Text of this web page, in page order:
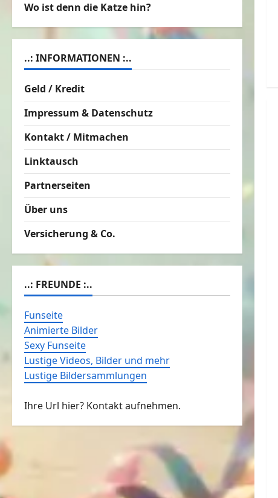
Wo ist denn die Katze hin?
..: INFORMATIONEN :..
Geld / Kredit
Impressum & Datenschutz
Kontakt / Mitmachen
Linktausch
Partnerseiten
Über uns
Versicherung & Co.
..: FREUNDE :..
Funseite
Animierte Bilder
Sexy Funseite
Lustige Videos, Bilder und mehr
Lustige Bildersammlungen
Ihre Url hier? Kontakt aufnehmen.